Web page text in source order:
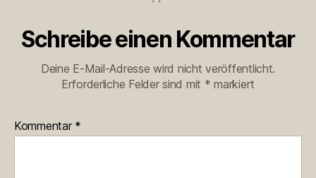
Schreibe einen Kommentar
Deine E-Mail-Adresse wird nicht veröffentlicht.
Erforderliche Felder sind mit * markiert
Kommentar *